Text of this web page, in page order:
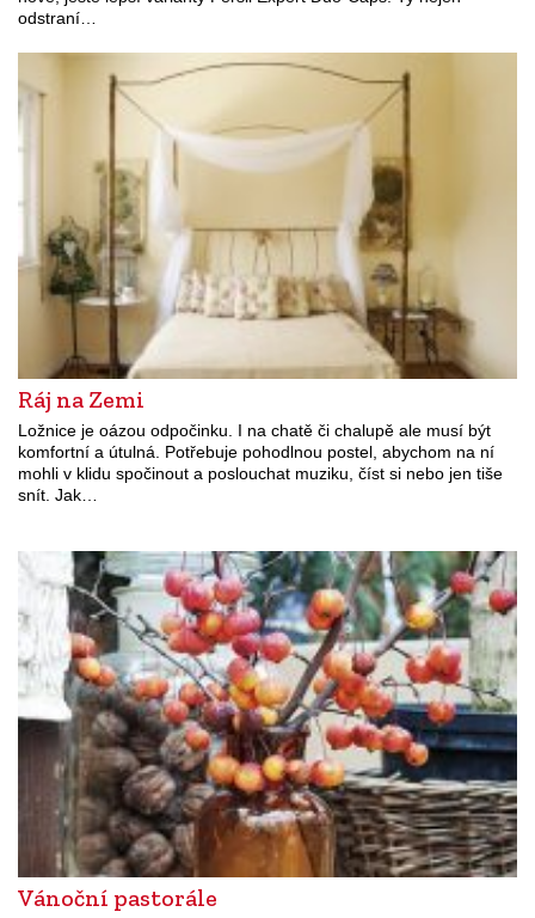
odstraní…
Ráj na Zemi
Ložnice je oázou odpočinku. I na chatě či chalupě ale musí být
komfortní a útulná. Potřebuje pohodlnou postel, abychom na ní
mohli v klidu spočinout a poslouchat muziku, číst si nebo jen tiše
snít. Jak…
Vánoční pastorále